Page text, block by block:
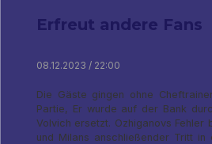
Erfreut andere Fans
08.12.2023 / 22:00
Die Gäste gingen ohne
Partie, Er wurde auf der Bank
Volvich ersetzt. Ozhiganovs Fehler
und Milans anschließender Tritt in